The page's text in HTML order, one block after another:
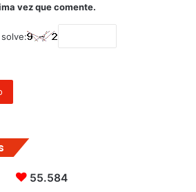
vez que comente.
55.584